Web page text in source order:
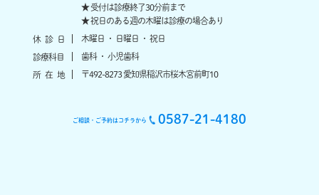
★ 受付は診療終了30分前まで
★ 祝日のある週の木曜は診療の場合あり
休 診 日 木曜日 ・ 日曜日 ・ 祝日
診療科目 歯科 ・ 小児歯科
所 在 地 〒492-8273 愛知県稲沢市桜木宮前町10
ご相談・ご予約はコチラから 0587-21-4180